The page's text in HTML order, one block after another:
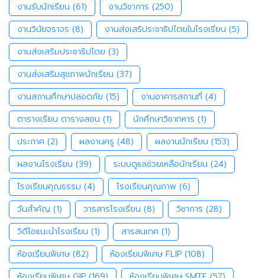
งานรับนักเรียน (61) งานวิชาการ (250)
งานวินัยจราจร (8) งานส่งเสริประชาธิปไตยในโรงเรียน (5)
งานส่งเสริมประชาธิปไตย (3)
งานส่งเสริมสุขภาพนักเรียน (37)
งานสถานศึกษาปลอดภัย (15) งานอาคารสถานที่ (4)
ตารางเรียน ตารางสอน (1) นักศึกษาวิชาทหาร (1)
ประกาศ (2) ผลงานครู (48) ผลงานนักเรียน (153)
ผลงานโรงเรียน (39) ระบบดูแลช่วยเหลือนักเรียน (24)
โรงเรียนคุณธรรม (4) โรงเรียนคุณภาพ (6)
วันสำคัญ (1) วารสารโรงเรียน (8) วิชาการ (28)
วิดีโอแนะนำโรงเรียน (1) สารสนเทศ (1)
ห้องเรียนพิเศษ (82) ห้องเรียนพิเศษ FLIP (108)